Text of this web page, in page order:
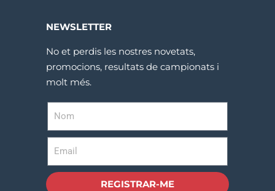
NEWSLETTER
No et perdis les nostres novetats,
promocions, resultats de campionats i
molt més.
REGISTRAR-ME